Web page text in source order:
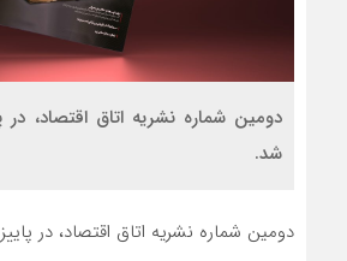
شد.
دومین شماره نشریه اتاق اقتصاد، در پاییز 1404 منتشر شد.